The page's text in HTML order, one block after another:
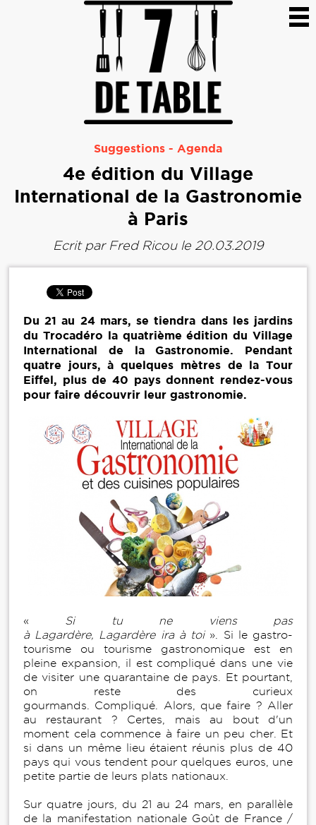
Suggestions - Agenda
4e édition du Village
International de la Gastronomie
à Paris
Ecrit par Fred Ricoule 20.03.2019
Du 21 au 24 mars, se tiendra dans les jardins
du Trocadéro la quatrième édition du Village
International de la Gastronomie. Pendant
quatre jours, à quelques mètres de la Tour
Eiffel, plus de 40 pays donnent rendez-vous
pour faire découvrir leur gastronomie.
« Si tu ne viens pas
à Lagardère, Lagardère ira à toi ». Si le gastro-
tourisme ou tourisme gastronomique est en
pleine expansion, il est compliqué dans une vie
de visiter une quarantaine de pays. Et pourtant,
on reste des curieux
gourmands. Compliqué. Alors, que faire ? Aller
au restaurant ? Certes, mais au bout d'un
moment cela commence à faire un peu cher. Et
si dans un même lieu étaient réunis plus de 40
pays qui vous tendent pour quelques euros, une
petite partie de leurs plats nationaux.
Sur quatre jours, du 21 au 24 mars, en parallèle
de la manifestation nationale Goût de France /